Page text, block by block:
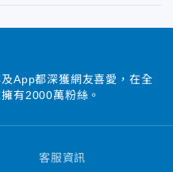
App都深獲網友喜愛，在全
有2000萬粉絲。
客服資訊